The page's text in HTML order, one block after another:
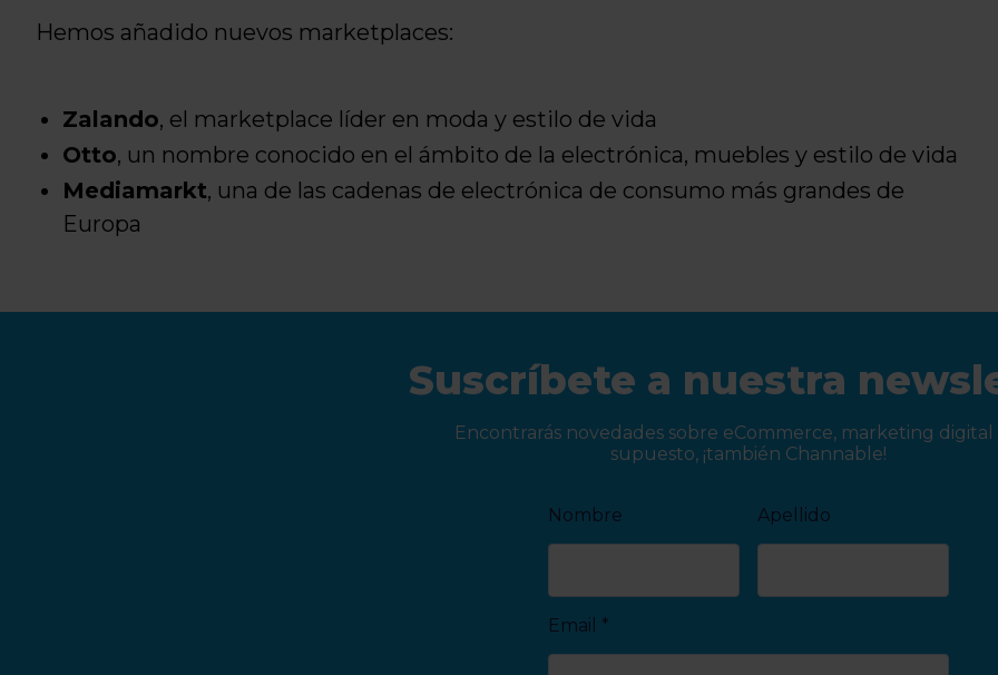
Hemos añadido nuevos marketplaces:
Zalando, el marketplace líder en moda y estilo de vida
Otto, un nombre conocido en el ámbito de la electrónica, muebles y estilo de vida
Mediamarkt, una de las cadenas de electrónica de consumo más grandes de
Europa
Suscríbete a nuestra
Encontrarás novedades sobre eCommerce, marketing digital
supuesto, ¡también Channable!
Nombre Apellido
Email *